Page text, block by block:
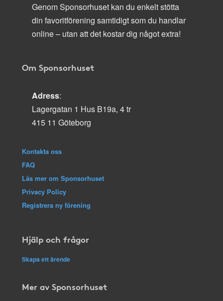
Genom Sponsorhuset kan du enkelt stötta
din favoritförening samtidigt som du handlar
online – utan att det kostar dig något extra!
Om Sponsorhuset
Adress:
Lagergatan 1 Hus B19a, 4 tr
415 11 Göteborg
Kontakta oss
FAQ
Läs mer om Sponsorhuset
Privacy Policy
Registrera ny förening
Hjälp och frågor
Skapa ett ärende
Mer av Sponsorhuset